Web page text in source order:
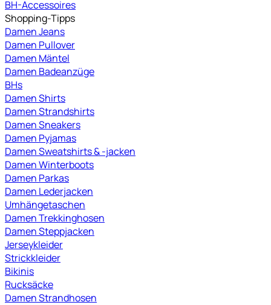
BH-Accessoires
Shopping-Tipps
Damen Jeans
Damen Pullover
Damen Mäntel
Damen Badeanzüge
BHs
Damen Shirts
Damen Strandshirts
Damen Sneakers
Damen Pyjamas
Damen Sweatshirts & -jacken
Damen Winterboots
Damen Parkas
Damen Lederjacken
Umhängetaschen
Damen Trekkinghosen
Damen Steppjacken
Jerseykleider
Strickkleider
Bikinis
Rucksäcke
Damen Strandhosen